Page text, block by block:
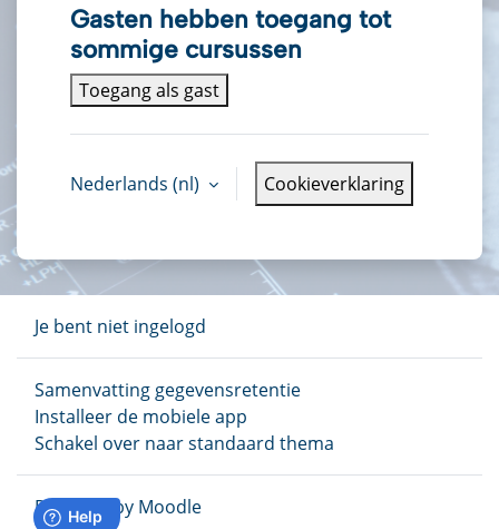
Gasten hebben toegang tot
sommige cursussen
Toegang als gast
Nederlands ‎(nl)‎ Cookieverklaring
Je bent niet ingelogd
Samenvatting gegevensretentie
Installeer de mobiele app
Schakel over naar standaard thema
Powered by Moodle